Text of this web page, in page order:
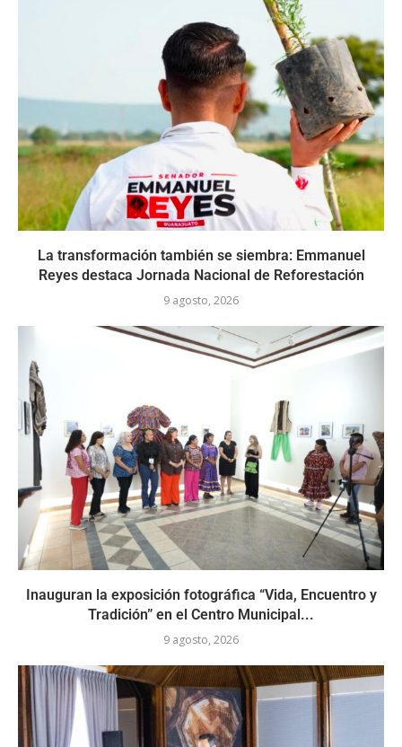
La transformación también se siembra: Emmanuel
Reyes destaca Jornada Nacional de Reforestación
9 agosto, 2026
Inauguran la exposición fotográfica “Vida, Encuentro y
Tradición” en el Centro Municipal...
9 agosto, 2026